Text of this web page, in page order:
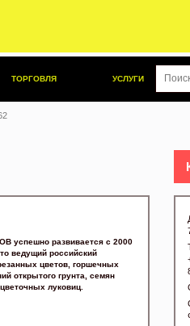
ТОРГОВЛЯ УСЛУГИ
успешно развивается с 2000
ведущий российский
цветов, горшечных
открытого грунта, семян
луковиц.